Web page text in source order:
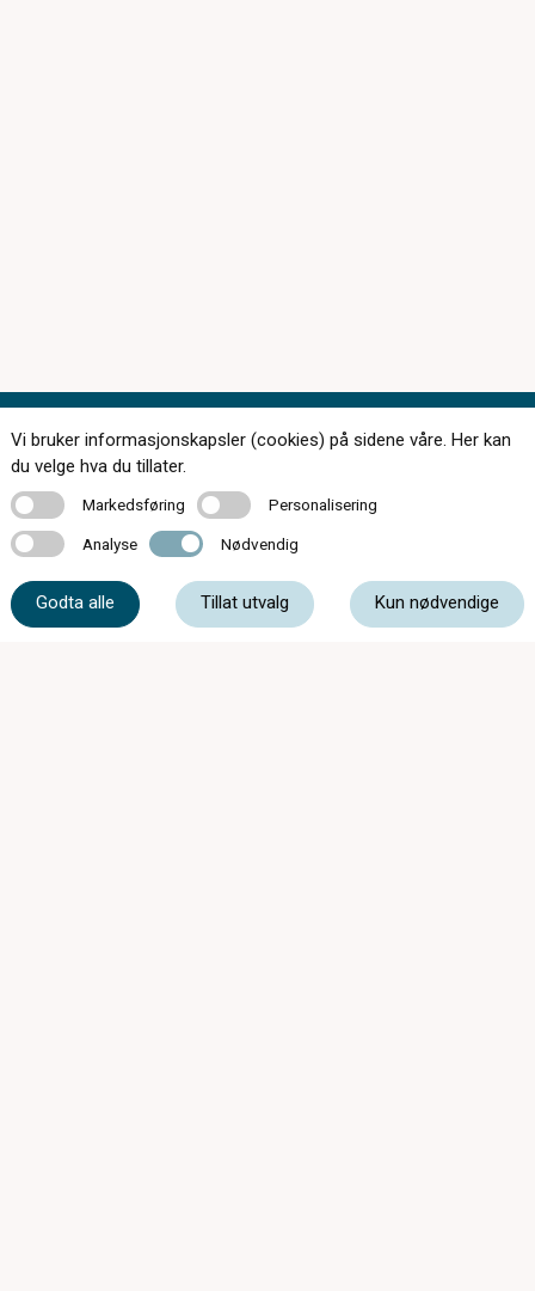
Kontakt oss
Vi bruker informasjonskapsler (cookies) på sidene våre. Her kan
du velge hva du tillater.
MarkedsføringMarkedsføring PersonaliseringPersonalisering
Analyse Analyse Nødvendig Nødvendig
Godta alle Tillat utvalg Kun nødvendige